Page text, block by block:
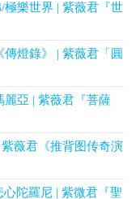
極樂世界 | 紫薇君『世
燈錄》 | 紫薇君「圓
麗亞 | 紫薇君『菩薩
薇君《推背图传奇演
心陀羅尼 | 紫微君『聖